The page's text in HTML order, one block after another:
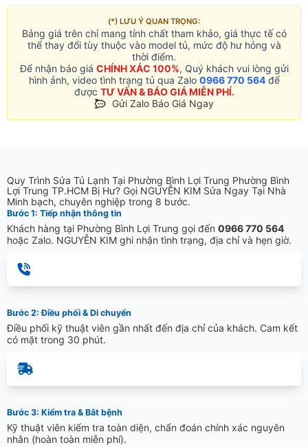
(*) LƯU Ý QUAN TRỌNG:
Bảng giá trên chỉ mang tính chất tham khảo, giá thực tế có
thể thay đổi tùy thuộc vào model tủ, mức độ hư hỏng và
thời điểm.
Để nhận báo giá CHÍNH XÁC 100%, Quý khách vui lòng gửi
hình ảnh, video tình trạng tủ qua Zalo 0966 770 564để
được TƯ VẤN & BÁO GIÁ MIỄN PHÍ.
Gửi Zalo Báo Giá Ngay
Quy Trình Sửa Tủ Lạnh Tại Phường Bình Lợi Trung Phường Bình
Lợi Trung TP.HCM Bị Hư? Gọi NGUYỄN KIM Sửa Ngay Tại Nhà
Minh bạch, chuyên nghiệp trong 8 bước.
Bước 1: Tiếp nhận thông tin
Khách hàng tại Phường Bình Lợi Trung gọi đến 0966 770 564
hoặc Zalo. NGUYỄN KIM ghi nhận tình trạng, địa chỉ và hẹn giờ.
Bước 2: Điều phối & Di chuyển
Điều phối kỹ thuật viên gần nhất đến địa chỉ của khách. Cam kết
có mặt trong 30 phút.
Bước 3: Kiểm tra & Bắt bệnh
Kỹ thuật viên kiểm tra toàn diện, chẩn đoán chính xác nguyên
nhân (hoàn toàn miễn phí).